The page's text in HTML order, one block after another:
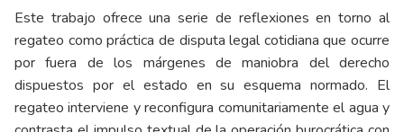
Este trabajo ofrece una serie de reflexiones en torno al
regateo como práctica de disputa legal cotidiana que ocurre
por fuera de los márgenes de maniobra del derecho
dispuestos por el estado en su esquema normado. El
regateo interviene y reconfigura comunitariamente el agua y